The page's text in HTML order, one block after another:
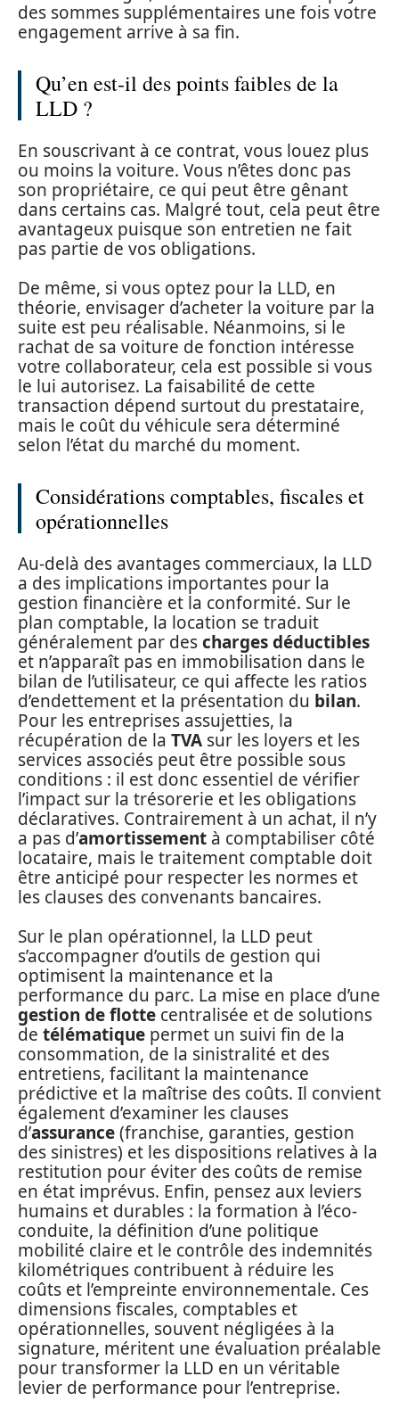
des sommes supplémentaires une fois votre
engagement arrive à sa fin.
Qu’en est-il des points faibles de la
LLD ?
En souscrivant à ce contrat, vous louez plus
ou moins la voiture. Vous n’êtes donc pas
son propriétaire, ce qui peut être gênant
dans certains cas. Malgré tout, cela peut être
avantageux puisque son entretien ne fait
pas partie de vos obligations.
De même, si vous optez pour la LLD, en
théorie, envisager d’acheter la voiture par la
suite est peu réalisable. Néanmoins, si le
rachat de sa voiture de fonction intéresse
votre collaborateur, cela est possible si vous
le lui autorisez. La faisabilité de cette
transaction dépend surtout du prestataire,
mais le coût du véhicule sera déterminé
selon l’état du marché du moment.
Considérations comptables, fiscales et
opérationnelles
Au-delà des avantages commerciaux, la LLD
a des implications importantes pour la
gestion financière et la conformité. Sur le
plan comptable, la location se traduit
généralement par descharges déductibles
et n’apparaît pas en immobilisation dans le
bilan de l’utilisateur, ce qui affecte les ratios
d’endettement et la présentation du bilan.
Pour les entreprises assujetties, la
récupération de la TVA sur les loyers et les
services associés peut être possible sous
conditions : il est donc essentiel de vérifier
l’impact sur la trésorerie et les obligations
déclaratives. Contrairement à un achat, il n’y
a pas d’amortissement à comptabiliser côté
locataire, mais le traitement comptable doit
être anticipé pour respecter les normes et
les clauses des convenants bancaires.
Sur le plan opérationnel, la LLD peut
s’accompagner d’outils de gestion qui
optimisent la maintenance et la
performance du parc. La mise en place d’une
gestion de flotte centralisée et de solutions
de télématique permet un suivi fin de la
consommation, de la sinistralité et des
entretiens, facilitant la maintenance
prédictive et la maîtrise des coûts. Il convient
également d’examiner les clauses
d’assurance(franchise, garanties, gestion
des sinistres) et les dispositions relatives à la
restitution pour éviter des coûts de remise
en état imprévus. Enfin, pensez aux leviers
humains et durables : la formation à l’éco-
conduite, la définition d’une politique
mobilité claire et le contrôle des indemnités
kilométriques contribuent à réduire les
coûts et l’empreinte environnementale. Ces
dimensions fiscales, comptables et
opérationnelles, souvent négligées à la
signature, méritent une évaluation préalable
pour transformer la LLD en un véritable
levier de performance pour l’entreprise.